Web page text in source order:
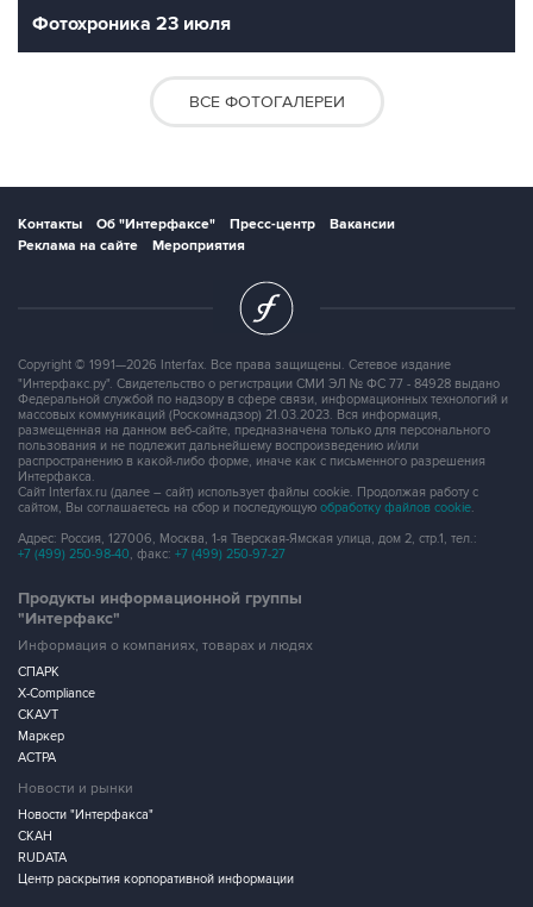
Фотохроника 23 июля
ВСЕ ФОТОГАЛЕРЕИ
Контакты Об "Интерфаксе" Пресс-центр
Вакансии
Реклама на сайте
Мероприятия
Copyright © 1991—2026 Interfax. Все права защищены. Сетевое издание
"Интерфакс.ру". Свидетельство о регистрации СМИ ЭЛ № ФС 77 - 84928 выдано
Федеральной службой по надзору в сфере связи, информационных технологий и
массовых коммуникаций (Роскомнадзор) 21.03.2023. Вся информация,
размещенная на данном веб-сайте, предназначена только для персонального
пользования и не подлежит дальнейшему воспроизведению и/или
распространению в какой-либо форме, иначе как с письменного разрешения
Интерфакса.
Сайт Interfax.ru (далее – сайт) использует файлы cookie. Продолжая работу с
сайтом, Вы соглашаетесь на сбор и последующую обработку файлов cookie.
Адрес: Россия, 127006, Москва, 1-я Тверская-Ямская улица, дом 2, стр.1, тел.:
+7 (499) 250-98-40, факс: +7 (499) 250-97-27
Продукты информационной группы
"Интерфакс"
Информация о компаниях, товарах и людях
СПАРК
X-Compliance
СКАУТ
Маркер
АСТРА
Новости и рынки
Новости "Интерфакса"
СКАН
RUDATA
Центр раскрытия корпоративной информации